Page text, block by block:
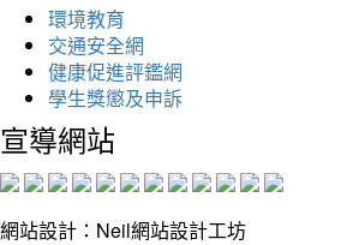
環境教育
交通安全網
健康促進評鑑網
學生獎懲及申訴
宣導網站
網站設計：Neil網站設計工坊